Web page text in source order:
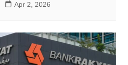
Apr 2, 2026